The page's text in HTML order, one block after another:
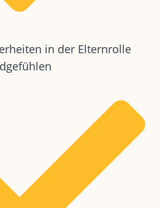
in der Elternrolle